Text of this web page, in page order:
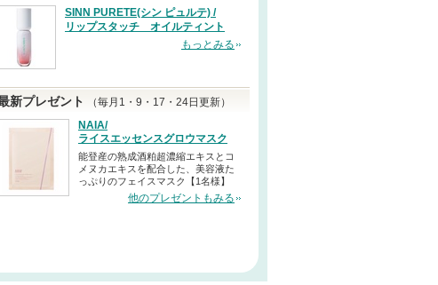
SINN PURETE(シン ピュルテ) /
リップスタッチ オイルティント
もっとみる
新プレゼント
（毎月1・9・17・24日更新）
NAIA/
ライスエッセンスグロウマスク
能登産の熟成酒粕超濃縮エキスとコ
メヌカエキスを配合した、美容液た
っぷりのフェイスマスク【1名様】
他のプレゼントもみる